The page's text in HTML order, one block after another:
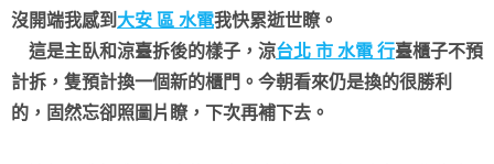
沒開端我感到 大安 區 水電我快累逝世瞭。
這是主臥和涼臺拆後的樣子，涼台北 市 水電 行臺櫃子不預
計拆，隻預計換一個新的櫃門。今朝看來仍是換的很勝利
的，固然忘卻照圖片瞭，下次再補下去。